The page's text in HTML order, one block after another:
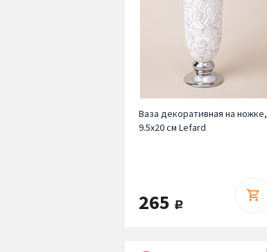
Ваза декоративная на ножке,
9.5х20 см Lefard
265 руб.